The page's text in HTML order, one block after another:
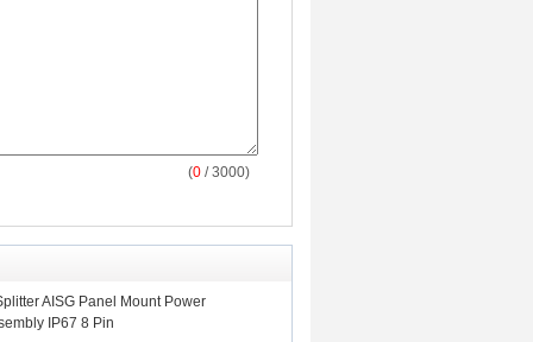
(0 / 3000)
AISG Panel Mount Power
IP67 8 Pin